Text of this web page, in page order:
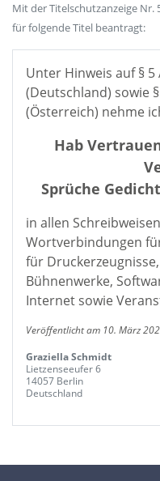
Mit der Titelschutzanzeige Nr.
für folgende Titel beantragt:
Unter Hinweis auf § 5
(Deutschland) sowie
(Österreich) nehme
Hab
Sprüche
in allen
Wortverbindungen
für
Bühnenwerke,
Internet sowie
Veröffentlicht am 10. März
Graziella Schmidt
Lietzenseeufer 6
14057 Berlin
Deutschland